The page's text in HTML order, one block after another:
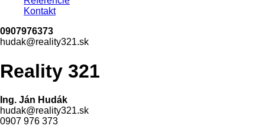
Kontakt
0907976373
hudak@reality321.sk
Reality 321
Ing. Ján Hudák
hudak@reality321.sk
0907 976 373